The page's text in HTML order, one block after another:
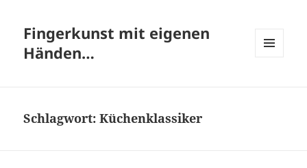
Fingerkunst mit eigenen
Händen…
Schlagwort:Küchenklassiker